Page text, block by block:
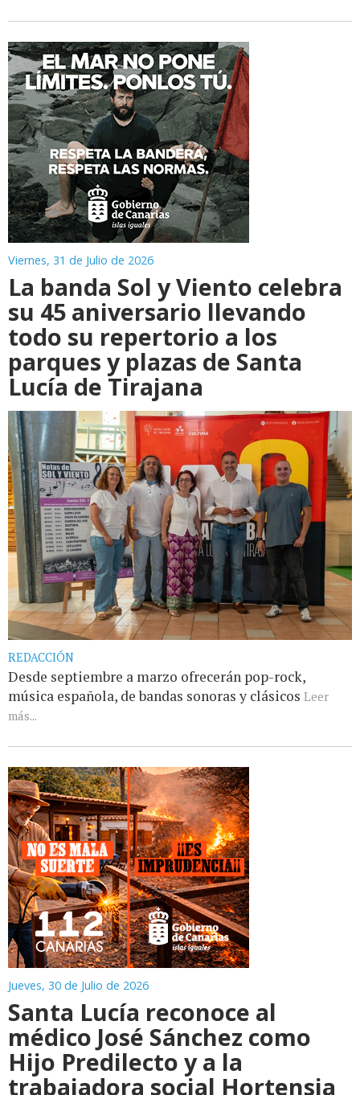
Viernes, 31 de Julio de 2026
La banda Sol y Viento celebra
su 45 aniversario llevando
todo su repertorio a los
parques y plazas de Santa
Lucía de Tirajana
REDACCIÓN
Desde septiembre a marzo ofrecerán pop-rock,
música española, de bandas sonoras y clásicos Leer
más...
Jueves, 30 de Julio de 2026
Santa Lucía reconoce al
médico José Sánchez como
Hijo Predilecto y a la
trabajadora social Hortensia